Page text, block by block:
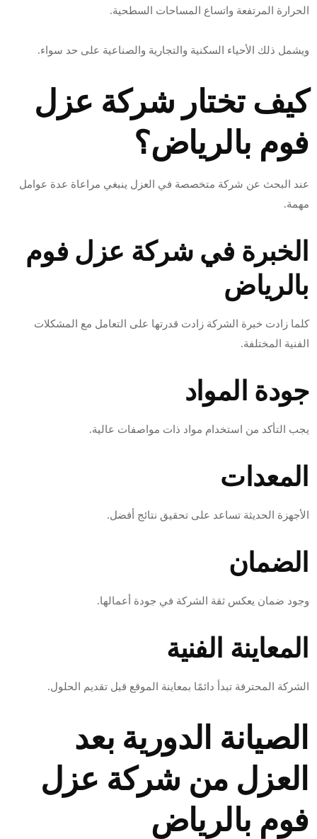
الحرارة المرتفعة واتساع المساحات السطحية.
ويشمل ذلك الأحياء السكنية والتجارية والصناعية على حد سواء.
كيف تختار شركة عزل
فوم بالرياض؟
عند البحث عن شركة متخصصة في العزل ينبغي مراعاة عدة عوامل
مهمة.
الخبرة في شركة عزل فوم
بالرياض
كلما زادت خبرة الشركة زادت قدرتها على التعامل مع المشكلات
الفنية المختلفة.
جودة المواد
يجب التأكد من استخدام مواد ذات مواصفات عالية.
المعدات
الأجهزة الحديثة تساعد على تحقيق نتائج أفضل.
الضمان
وجود ضمان يعكس ثقة الشركة في جودة أعمالها.
المعاينة الفنية
الشركة المحترفة تبدأ دائمًا بمعاينة الموقع قبل تقديم الحلول.
الصيانة الدورية بعد
العزل من شركة عزل
فوم بالرياض